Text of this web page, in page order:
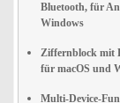
Bluetooth, für
Windows
Ziffernblock mit
für macOS und
Multi-Device-